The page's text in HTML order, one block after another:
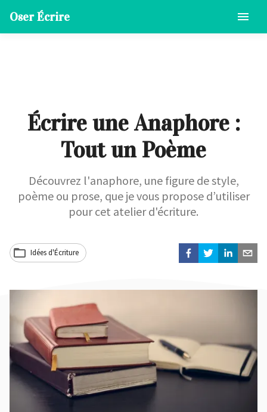
Oser Écrire
Écrire une Anaphore :
Tout un Poème
Découvrez l'anaphore, une figure de style,
poème ou prose, que je vous propose d’utiliser
pour cet atelier d'écriture.
Idées d'Écriture